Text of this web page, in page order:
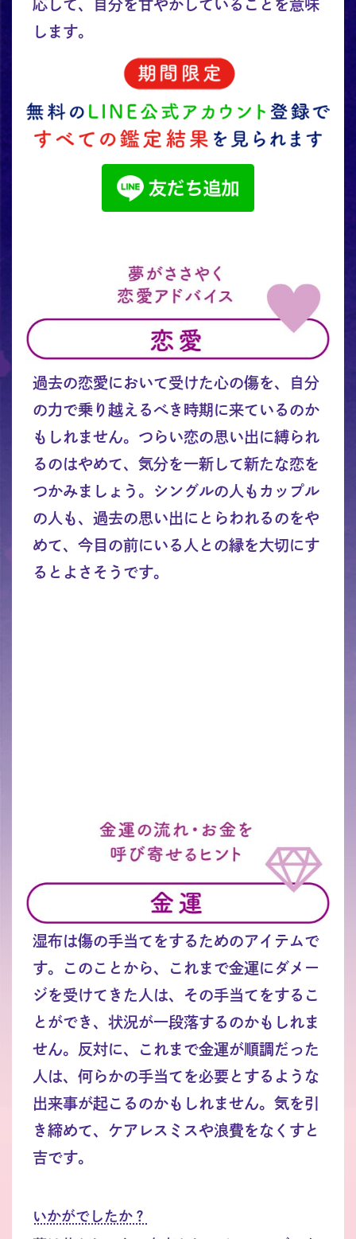
応して、自分を甘やかしていることを意味
します。
過去の恋愛において受けた心の傷を、自分
の力で乗り越えるべき時期に来ているのか
もしれません。つらい恋の思い出に縛られ
るのはやめて、気分を一新して新たな恋を
つかみましょう。シングルの人もカップル
の人も、過去の思い出にとらわれるのをや
めて、今目の前にいる人との縁を大切にす
るとよさそうです。
湿布は傷の手当てをするためのアイテムで
す。このことから、これまで金運にダメー
ジを受けてきた人は、その手当てをするこ
とができ、状況が一段落するのかもしれま
せん。反対に、これまで金運が順調だった
人は、何らかの手当てを必要とするような
出来事が起こるのかもしれません。気を引
き締めて、ケアレスミスや浪費をなくすと
吉です。
いかがでしたか？